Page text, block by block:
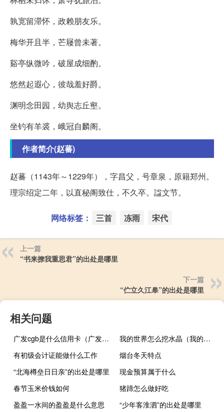
孰宽留滞怀，政赖朋友乐。
梅华开且半，芒屦曾未著。
谿亭纵微吟，破屋成细酌。
悠然起遐心，彼哉羞好爵。
渊明念田园，幼舆志丘壑。
坐钓有羊裘，峨冠自麟阁。
作者简介(赵蕃)
赵蕃（1143年～1229年），字昌父，号章泉，原籍郑州。
理宗绍定二年，以直秘阁致仕，不久卒。諡文节。
网络标签： 三首 冻雨 宋代
上一篇
“书来撩我重思君”的出处是哪里
下一篇
“伫立久江皋”的出处是哪里
相关问题
广发cgb是什么信用卡（广发银行cgb是什么卡）
我的世界怎么挖水晶（我的世界怎么挖到宝藏）
有初级会计证能做什么工作
烟台冬天特点
“北海樽垒日日亲”的出处是哪里
现金预算属于什么
春节玉米价钱如何
猪蹄怎么做好吃
盈盈一水间的盈盈是什么意思
“少年客淮泗”的出处是哪里